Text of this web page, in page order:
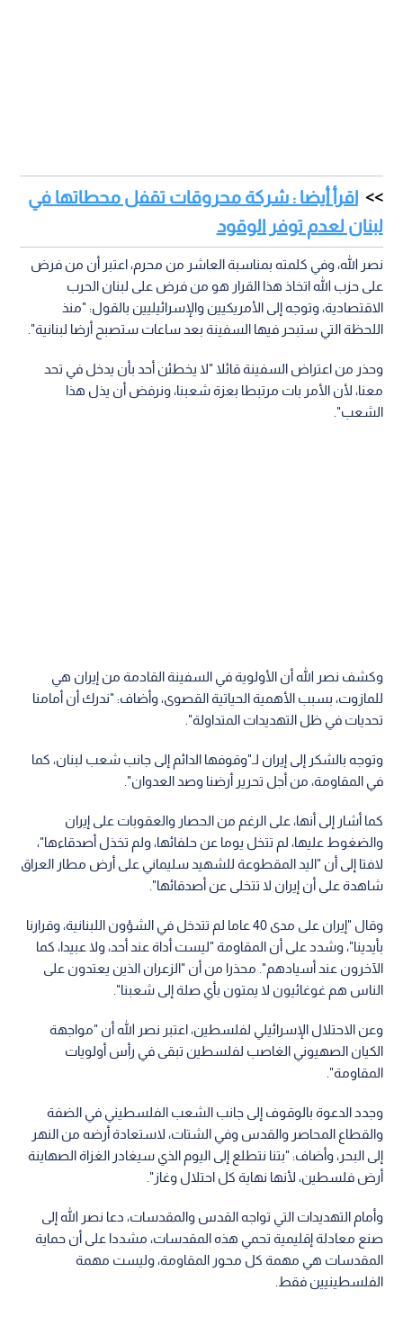
اقرأ أيضا : شركة محروقات تقفل محطاتها في
لبنان لعدم توفر الوقود
نصر الله، وفي كلمته بمناسبة العاشر من محرم، اعتبر أن من فرض
على حزب الله اتخاذ هذا القرار هو من فرض على لبنان الحرب
الاقتصادية، وتوجه إلى الأمريكيين والإسرائيليين بالقول: "منذ
اللحظة التي ستبحر فيها السفينة بعد ساعات ستصبح أرضا لبنانية".
وحذر من اعتراض السفينة قائلا "لا يخطئن أحد بأن يدخل في تحد
معنا، لأن الأمر بات مرتبطا بعزة شعبنا، ونرفض أن يذل هذا
الشعب".
وكشف نصر الله أن الأولوية في السفينة القادمة من إيران هي
للمازوت، بسبب الأهمية الحياتية القصوى، وأضاف: "ندرك أن أمامنا
تحديات في ظل التهديدات المتداولة".
وتوجه بالشكر إلى إيران لـ"وقوفها الدائم إلى جانب شعب لبنان، كما
في المقاومة، من أجل تحرير أرضنا وصد العدوان".
كما أشار إلى أنها، على الرغم من الحصار والعقوبات على إيران
والضغوط عليها، لم تتخل يوما عن حلفائها، ولم تخذل أصدقاءها"،
لافتا إلى أن "اليد المقطوعة للشهيد سليماني على أرض مطار العراق
شاهدة على أن إيران لا تتخلى عن أصدقائها".
وقال "إيران على مدى 40 عاما لم تتدخل في الشؤون اللبنانية، وقرارنا
بأيدينا"، وشدد على أن المقاومة "ليست أداة عند أحد، ولا عبيدا، كما
الآخرون عند أسيادهم". محذرا من أن "الزعران الذين يعتدون على
الناس هم غوغائيون لا يمتون بأي صلة إلى شعبنا".
وعن الاحتلال الإسرائيلي لفلسطين، اعتبر نصر الله أن "مواجهة
الكيان الصهيوني الغاصب لفلسطين تبقى في رأس أولويات
المقاومة".
وجدد الدعوة بالوقوف إلى جانب الشعب الفلسطيني في الضفة
والقطاع المحاصر والقدس وفي الشتات، لاستعادة أرضه من النهر
إلى البحر، وأضاف: "بتنا نتطلع إلى اليوم الذي سيغادر الغزاة الصهاينة
أرض فلسطين، لأنها نهاية كل احتلال وغاز".
وأمام التهديدات التي تواجه القدس والمقدسات، دعا نصر الله إلى
صنع معادلة إقليمية تحمي هذه المقدسات، مشددا على أن حماية
المقدسات هي مهمة كل محور المقاومة، وليست مهمة
الفلسطينيين فقط.